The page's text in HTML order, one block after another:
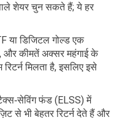
शेयर चुन सकते हैं; ये हर
या डिजिटल गोल्ड एक
और कीमतें अक्सर महंगाई के
मिलता है, इसलिए इसे
फंड (ELSS) में
से भी बेहतर रिटर्न देते हैं और